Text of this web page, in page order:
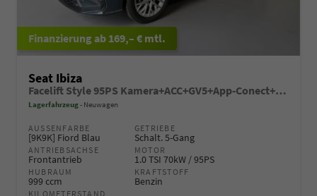
ab 169,– € mtl.
Seat Ibiza
Facelift Style 95PS Kamera+ACC+GV5+App-Conect+Sitzheizung+ParkPilot hinten
Lagerfahrzeug Neuwagen
AUSSENFARBE
[9K9K] Fiord Blau
GETRIEBE
Schalt. 5-Gang
ANTRIEBSACHSE
Frontantrieb
MOTOR
1.0 TSI 70kW / 95PS
HUBRAUM
999 ccm
KRAFTSTOFF
Benzin
KILOMETERSTAND